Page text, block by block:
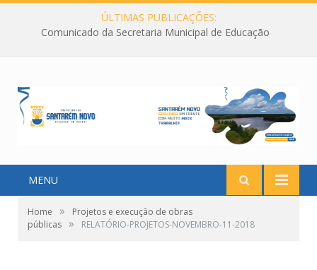
ÚLTIMAS PUBLICAÇÕES:
Comunicado da Secretaria Municipal de Educação
MENU
Home »
Projetos e execução de obras
públicas » RELATÓRIO-PROJETOS-NOVEMBRO-11-2018